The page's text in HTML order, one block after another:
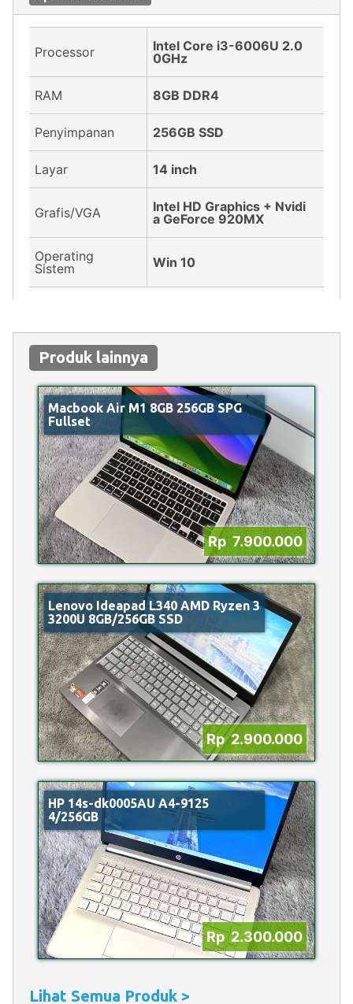
Processor
Intel Core i3-6006U 2.0
0GHz
RAM 8GB DDR4
Penyimpanan 256GB SSD
Layar 14 inch
Grafis/VGA
Intel HD Graphics + Nvidi
a GeForce 920MX
Operating
Sistem
Win 10
Produk lainnya
Macbook Air M1 8GB 256GB SPG
Fullset
Rp 7.900.000
Lenovo Ideapad L340 AMD Ryzen 3
3200U 8GB/256GB SSD
Rp 2.900.000
HP 14s-dk0005AU A4-9125
4/256GB
Rp 2.300.000
Lihat Semua Produk >